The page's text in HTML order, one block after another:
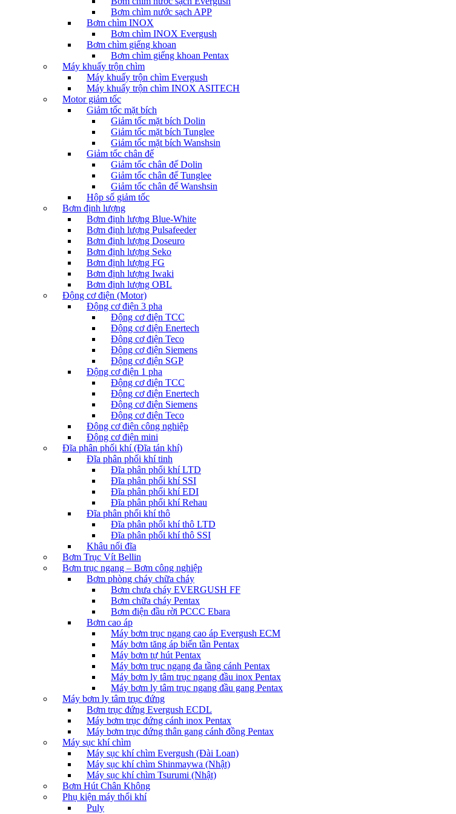
Bơm chìm nước sạch APP
Bơm chìm INOX
Bơm chìm INOX Evergush
Bơm chìm giếng khoan
Bơm chìm giếng khoan Pentax
Máy khuấy trộn chìm
Máy khuấy trộn chìm Evergush
Máy khuấy trộn chìm INOX ASITECH
Motor giảm tốc
Giảm tốc mặt bích
Giảm tốc mặt bích Dolin
Giảm tốc mặt bích Tunglee
Giảm tốc mặt bích Wanshsin
Giảm tốc chân đế
Giảm tốc chân đế Dolin
Giảm tốc chân đế Tunglee
Giảm tốc chân đế Wanshsin
Hộp số giảm tốc
Bơm định lượng
Bơm định lượng Blue-White
Bơm định lượng Pulsafeeder
Bơm định lượng Doseuro
Bơm định lượng Seko
Bơm định lượng FG
Bơm định lượng Iwaki
Bơm định lượng OBL
Động cơ điện (Motor)
Động cơ điện 3 pha
Động cơ điện TCC
Động cơ điện Enertech
Động cơ điện Teco
Động cơ điện Siemens
Động cơ điện SGP
Động cơ điện 1 pha
Động cơ điện TCC
Động cơ điện Enertech
Động cơ điện Siemens
Động cơ điện Teco
Động cơ điện công nghiệp
Động cơ điện mini
Đĩa phân phối khí (Đĩa tán khí)
Đĩa phân phối khí tinh
Đĩa phân phối khí LTD
Đĩa phân phối khí SSI
Đĩa phân phối khí EDI
Đĩa phân phối khí Rehau
Đĩa phân phối khí thô
Đĩa phân phối khí thô LTD
Đĩa phân phối khí thô SSI
Khâu nối đĩa
Bơm Trục Vít Bellin
Bơm trục ngang – Bơm công nghiệp
Bơm phòng cháy chữa cháy
Bơm chưa cháy EVERGUSH FF
Bơm chữa cháy Pentax
Bơm điện đầu rời PCCC Ebara
Bơm cao áp
Máy bơm trục ngang cao áp Evergush ECM
Máy bơm tăng áp biến tần Pentax
Máy bơm tự hút Pentax
Máy bơm trục ngang đa tầng cánh Pentax
Máy bơm ly tâm trục ngang đầu inox Pentax
Máy bơm ly tâm trục ngang đầu gang Pentax
Máy bơm ly tâm trục đứng
Bơm trục đứng Evergush ECDL
Máy bơm trục đứng cánh inox Pentax
Máy bơm trục đứng thân gang cánh đồng Pentax
Máy sục khí chìm
Máy sục khí chìm Evergush (Đài Loan)
Máy sục khí chìm Shinmaywa (Nhật)
Máy sục khí chìm Tsurumi (Nhật)
Bơm Hút Chân Không
Phụ kiện máy thổi khí
Puly